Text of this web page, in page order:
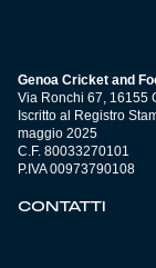
Genoa Cricket and
Via Ronchi 67, 16155
Iscritto al Registro
maggio 2025
C.F. 80033270101
P.IVA 00973790108
CONTATTI